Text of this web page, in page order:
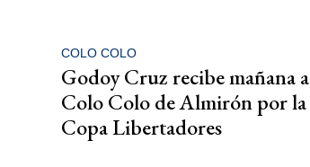
COLO COLO
Godoy Cruz recibe mañana a
Colo Colo de Almirón por la
Copa Libertadores